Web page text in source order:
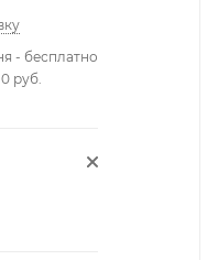
- бесплатно
руб.